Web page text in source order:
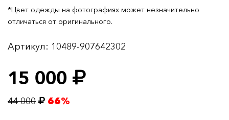
*Цвет одежды на фотографиях может незначительно
отличаться от оригинального.
Артикул: 10489-907642302
15 000
44 000 66%